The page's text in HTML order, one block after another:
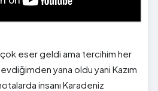
çok eser geldi ama tercihim her
yana oldu yani Kazım
insanı Karadeniz